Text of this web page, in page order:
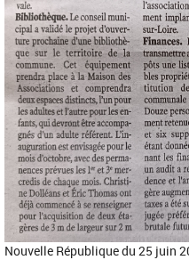
Nouvelle République du 25 juin